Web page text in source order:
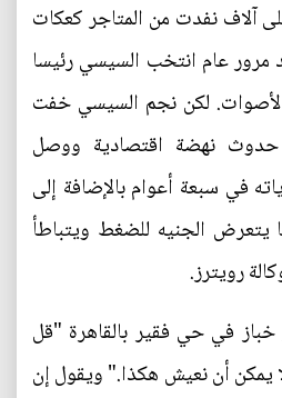
آلاف نفدت من المتاجر كعكات
مرور عام انتخب السيسي رئيسا
من الأصوات. لكن نجم السيسي خفت
نهضة اقتصادية ووصل
في سبعة أعوام بالإضافة إلى
يتعرض الجنيه للضغط ويتباطأ
رويترز.
في حي فقير بالقاهرة "قل
يمكن أن نعيش هكذا." ويقول إن